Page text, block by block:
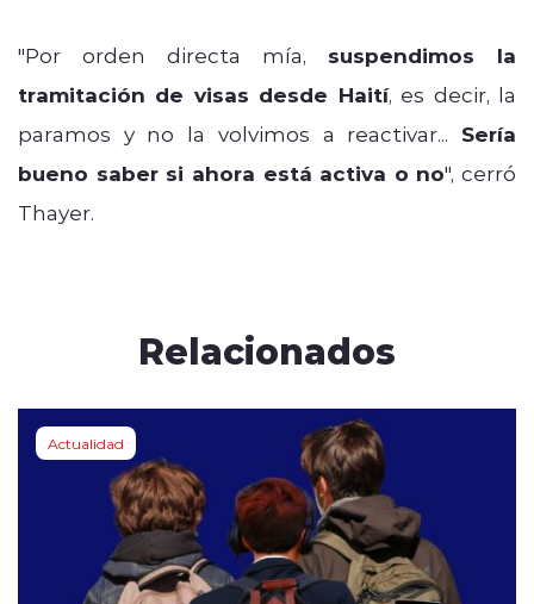
"Por orden directa mía, suspendimos la
tramitación de visas desde Haití, es decir, la
paramos y no la volvimos a reactivar... Sería
bueno saber si ahora está activa o no", cerró
Thayer.
Relacionados
Actualidad